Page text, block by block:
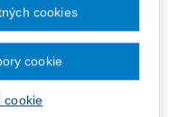
Balounová, Jan
cookie
cookies
cookie